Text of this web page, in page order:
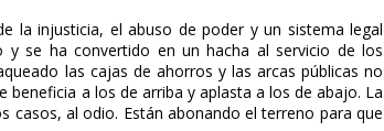
la injusticia, el abuso de poder y un sistema legal
y se ha convertido en un hacha al servicio de los
las cajas de ahorros y las arcas públicas no
a los de arriba y aplasta a los de abajo. La
casos, al odio. Están abonando el terreno para que